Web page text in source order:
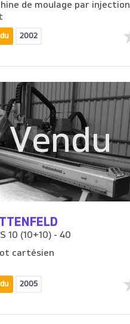
de moulage par injection
2002
Vendu
10 (10+10) - 40
cartésien
2005